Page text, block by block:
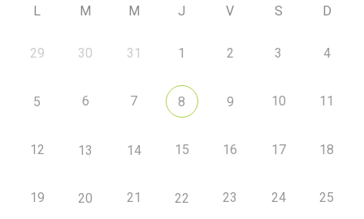
L M M J V S D
29 30 31 1 2 3 4
5 6 7 8 9 10 11
12 13 14 15 16 17 18
19 20 21 22 23 24 25